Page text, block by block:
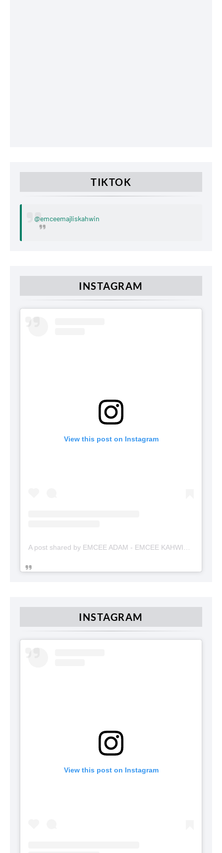
TIKTOK
@emceemajliskahwin
INSTAGRAM
View this post on Instagram
INSTAGRAM
View this post on Instagram